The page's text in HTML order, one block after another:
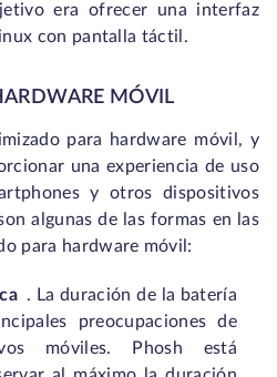
era ofrecer una interfaz
con pantalla táctil.
MÓVIL
para hardware móvil, y
una experiencia de uso
y otros dispositivos
algunas de las formas en las
para hardware móvil:
. La duración de la batería
preocupaciones de
móviles. Phosh está